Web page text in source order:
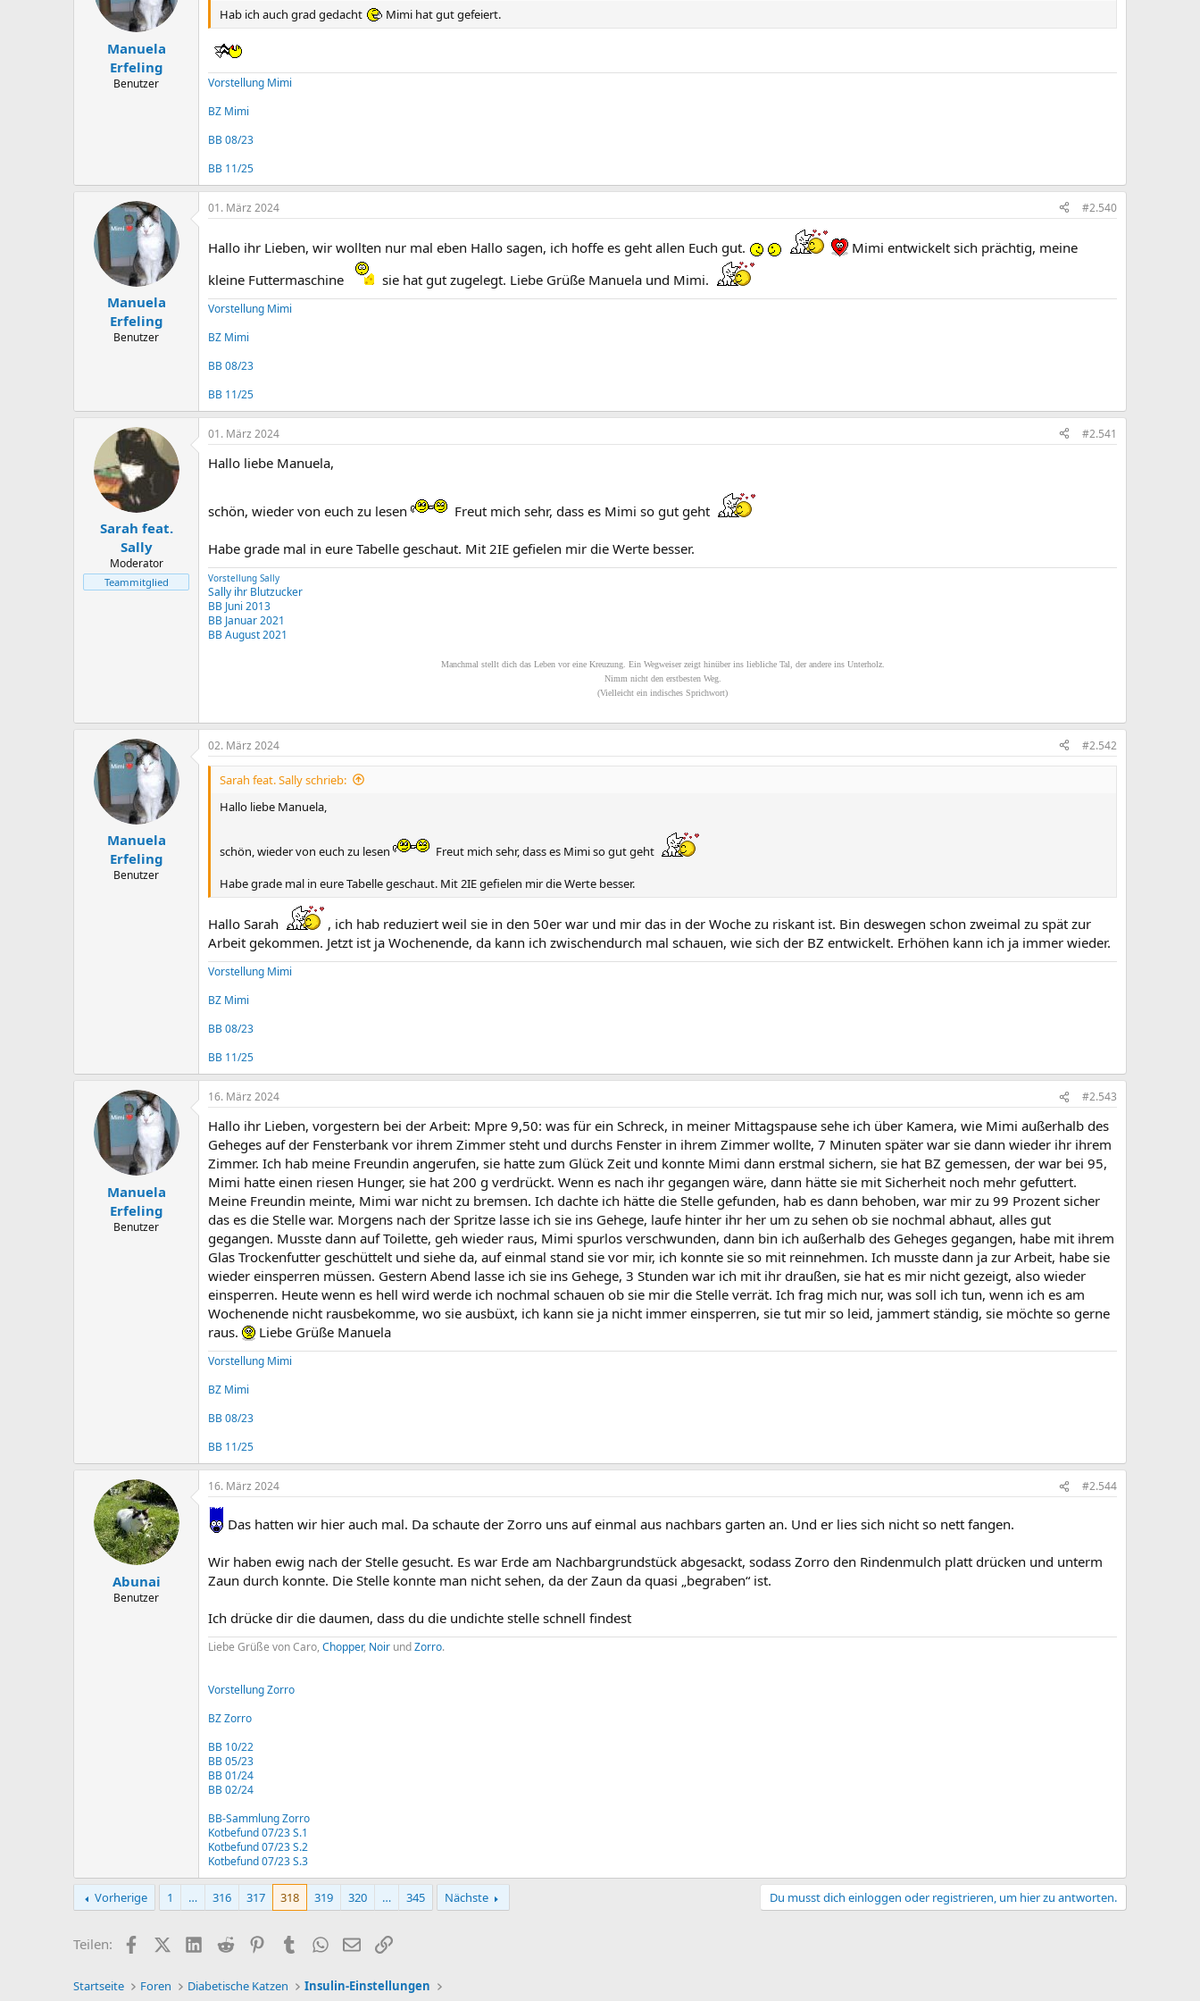
Manuela
Erfeling
Benutzer
Hab ich auch grad gedacht
Mimi hat gut gefeiert.
Vorstellung Mimi
BZ Mimi
BB 08/23
BB 11/25
Manuela
Erfeling
Benutzer
01. März 2024 #2.540
Hallo ihr Lieben, wir wollten nur mal eben Hallo sagen, ich hoffe es geht allen Euch gut.
Mimi entwickelt sich prächtig, meine
kleine Futtermaschine
sie hat gut zugelegt. Liebe Grüße Manuela und Mimi.
Vorstellung Mimi
BZ Mimi
BB 08/23
BB 11/25
Sarah feat.
Sally
Moderator
Teammitglied
01. März 2024 #2.541
Hallo liebe Manuela,
schön, wieder von euch zu lesen Freut mich sehr, dass es Mimi so gut geht
Habe grade mal in eure Tabelle geschaut. Mit 2IE gefielen mir die Werte besser.
Vorstellung Sally
Sally ihr Blutzucker
BB Juni 2013
BB Januar 2021
BB August 2021
Manchmal stellt dich das Leben vor eine Kreuzung. Ein Wegweiser zeigt hinüber ins liebliche Tal, der andere ins Unterholz.
Nimm nicht den erstbesten Weg.
(Vielleicht ein indisches Sprichwort)
Manuela
Erfeling
Benutzer
02. März 2024 #2.542
Sarah feat. Sally schrieb:
Hallo liebe Manuela,
schön, wieder von euch zu lesen
Freut mich sehr, dass es Mimi so gut geht
Habe grade mal in eure Tabelle geschaut. Mit 2IE gefielen mir die Werte besser.
Hallo Sarah
, ich hab reduziert weil sie in den 50er war und mir das in der Woche zu riskant ist. Bin deswegen schon zweimal zu spät zur
Arbeit gekommen. Jetzt ist ja Wochenende, da kann ich zwischendurch mal schauen, wie sich der BZ entwickelt. Erhöhen kann ich ja immer wieder.
Vorstellung Mimi
BZ Mimi
BB 08/23
BB 11/25
Manuela
Erfeling
Benutzer
16. März 2024 #2.543
Hallo ihr Lieben, vorgestern bei der Arbeit: Mpre 9,50: was für ein Schreck, in meiner Mittagspause sehe ich über Kamera, wie Mimi außerhalb des
Geheges auf der Fensterbank vor ihrem Zimmer steht und durchs Fenster in ihrem Zimmer wollte, 7 Minuten später war sie dann wieder ihr ihrem
Zimmer. Ich hab meine Freundin angerufen, sie hatte zum Glück Zeit und konnte Mimi dann erstmal sichern, sie hat BZ gemessen, der war bei 95,
Mimi hatte einen riesen Hunger, sie hat 200 g verdrückt. Wenn es nach ihr gegangen wäre, dann hätte sie mit Sicherheit noch mehr gefuttert.
Meine Freundin meinte, Mimi war nicht zu bremsen. Ich dachte ich hätte die Stelle gefunden, hab es dann behoben, war mir zu 99 Prozent sicher
das es die Stelle war. Morgens nach der Spritze lasse ich sie ins Gehege, laufe hinter ihr her um zu sehen ob sie nochmal abhaut, alles gut
gegangen. Musste dann auf Toilette, geh wieder raus, Mimi spurlos verschwunden, dann bin ich außerhalb des Geheges gegangen, habe mit ihrem
Glas Trockenfutter geschüttelt und siehe da, auf einmal stand sie vor mir, ich konnte sie so mit reinnehmen. Ich musste dann ja zur Arbeit, habe sie
wieder einsperren müssen. Gestern Abend lasse ich sie ins Gehege, 3 Stunden war ich mit ihr draußen, sie hat es mir nicht gezeigt, also wieder
einsperren. Heute wenn es hell wird werde ich nochmal schauen ob sie mir die Stelle verrät. Ich frag mich nur, was soll ich tun, wenn ich es am
Wochenende nicht rausbekomme, wo sie ausbüxt, ich kann sie ja nicht immer einsperren, sie tut mir so leid, jammert ständig, sie möchte so gerne
raus.
Liebe Grüße Manuela
Vorstellung Mimi
BZ Mimi
BB 08/23
BB 11/25
Abunai
Benutzer
16. März 2024 #2.544
Das hatten wir hier auch mal. Da schaute der Zorro uns auf einmal aus nachbars garten an. Und er lies sich nicht so nett fangen.
Wir haben ewig nach der Stelle gesucht. Es war Erde am Nachbargrundstück abgesackt, sodass Zorro den Rindenmulch platt drücken und unterm
Zaun durch konnte. Die Stelle konnte man nicht sehen, da der Zaun da quasi „begraben“ ist.
Ich drücke dir die daumen, dass du die undichte stelle schnell findest
Liebe Grüße von Caro, Chopper, Noir undZorro.
Vorstellung Zorro
BZ Zorro
BB 10/22
BB 05/23
BB 01/24
BB 02/24
BB-Sammlung Zorro
Kotbefund 07/23 S.1
Kotbefund 07/23 S.2
Kotbefund 07/23 S.3
Vorherige 1 … 316 317 318 319 320 … 345 Nächste Du musst dich einloggen oder registrieren, um hier zu antworten.
Teilen: FacebookX (Twitter)LinkedIn
Reddit PinterestTumblrWhatsApp
E-MailLink
Startseite Foren Diabetische Katzen Insulin-Einstellungen